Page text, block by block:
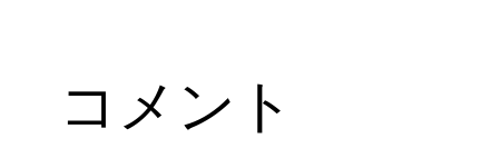
コメント